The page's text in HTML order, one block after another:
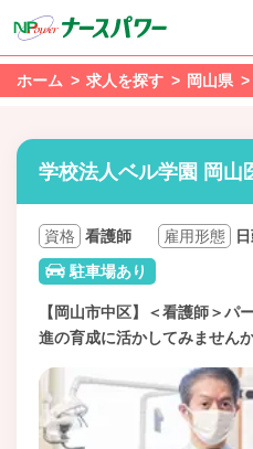
ホーム 求人を探す 岡山県
学校法人ベル学園 岡山
資格 看護師 雇用形態
駐車場あり
【岡山市中区】＜看護師＞パ
進の育成に活かしてみません